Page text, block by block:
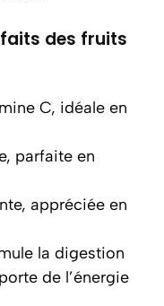
des fruits
C, idéale en
parfaite en
appréciée en
la digestion
de l’énergie